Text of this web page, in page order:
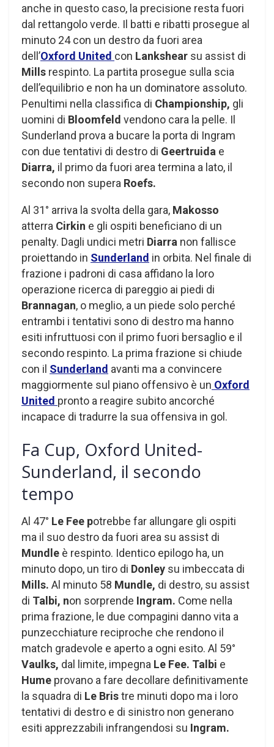
anche in questo caso, la precisione resta fuori
dal rettangolo verde. Il batti e ribatti prosegue al
minuto 24 con un destro da fuori area
dell’Oxford United con Lankshear su assist di
Mills respinto. La partita prosegue sulla scia
dell’equilibrio e non ha un dominatore assoluto.
Penultimi nella classifica di Championship, gli
uomini di Bloomfeld vendono cara la pelle. Il
Sunderland prova a bucare la porta di Ingram
con due tentativi di destro di Geertruida e
Diarra, il primo da fuori area termina a lato, il
secondo non supera Roefs.
Al 31° arriva la svolta della gara, Makosso
atterra Cirkin e gli ospiti beneficiano di un
penalty. Dagli undici metri Diarra non fallisce
proiettando in Sunderland in orbita. Nel finale di
frazione i padroni di casa affidano la loro
operazione ricerca di pareggio ai piedi di
Brannagan, o meglio, a un piede solo perché
entrambi i tentativi sono di destro ma hanno
esiti infruttuosi con il primo fuori bersaglio e il
secondo respinto. La prima frazione si chiude
con il Sunderland avanti ma a convincere
maggiormente sul piano offensivo è un Oxford
United pronto a reagire subito ancorché
incapace di tradurre la sua offensiva in gol.
Fa Cup, Oxford United-
Sunderland, il secondo
tempo
Al 47° Le Fee potrebbe far allungare gli ospiti
ma il suo destro da fuori area su assist di
Mundle è respinto. Identico epilogo ha, un
minuto dopo, un tiro di Donley su imbeccata di
Mills. Al minuto 58 Mundle, di destro, su assist
di Talbi, non sorprende Ingram. Come nella
prima frazione, le due compagini danno vita a
punzecchiature reciproche che rendono il
match gradevole e aperto a ogni esito. Al 59°
Vaulks, dal limite, impegna Le Fee. Talbi e
Hume provano a fare decollare definitivamente
la squadra di Le Bristre minuti dopo ma i loro
tentativi di destro e di sinistro non generano
esiti apprezzabili infrangendosi su Ingram.